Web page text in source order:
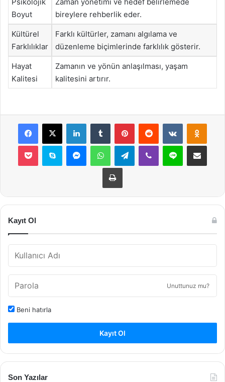
Boyut
bireylere rehberlik eder.
Kültürel
Farklılıklar
Farklı kültürler, zamanı algılama ve
düzenleme biçimlerinde farklılık gösterir.
Hayat
Kalitesi
Zamanın ve yönün anlaşılması, yaşam
kalitesini artırır.
Facebook
X LinkedInTumblr PinterestReddit VKontakte
Pocket Skype MessengerWhatsAppTelegramViber Line E-Posta ile
Yazdır
Kayıt Ol
Unuttunuz mu?
Beni hatırla
Kayıt Ol
Son Yazılar